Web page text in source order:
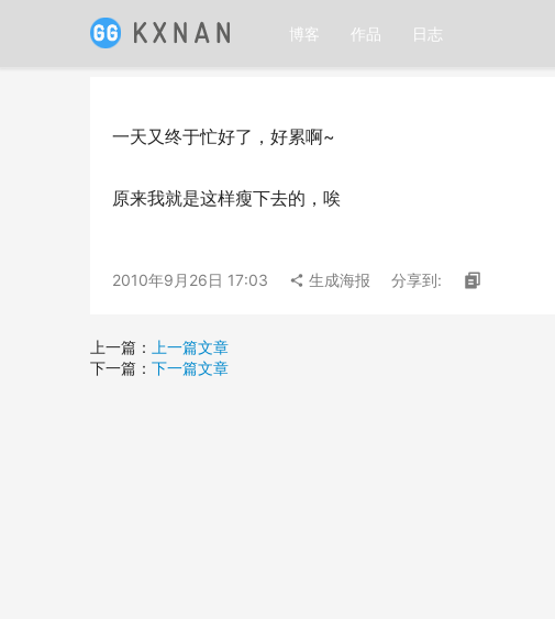
博客 作品 日志
一天又终于忙好了，好累啊~
原来我就是这样瘦下去的，唉
2010年9月26日 17:03 生成海报 分享到:
上一篇：
上一篇文章
下一篇： 下一篇文章